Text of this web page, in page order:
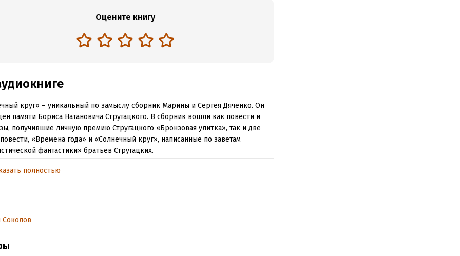
Оцените книгу
круг» – уникальный по замыслу сборник Марины и Сергея Дяченко. Он
памяти Бориса Натановича Стругацкого. В сборник вошли как повести и
получившие личную премию Стругацкого «Бронзовая улитка», так и две
«Времена года» и «Солнечный круг», написанные по заветам
фантастики» братьев Стругацких.
полностью
Соколов